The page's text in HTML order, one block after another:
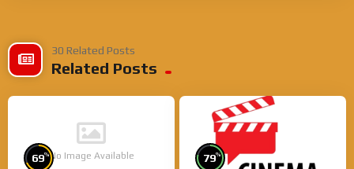
30 Related Posts
Related Posts
No Image Available
69% 79%